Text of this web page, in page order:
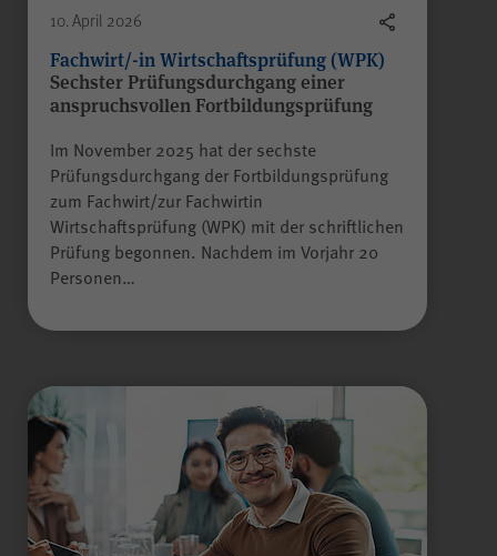
Alle Felder sind Pflichtfelder.
Absenden
10. April 2026
Fachwirt/-in Wirtschaftsprüfung (WPK)
Sechster Prüfungsdurchgang einer
anspruchsvollen Fortbildungsprüfung
Im November 2025 hat der sechste
Prüfungsdurchgang der Fortbildungsprüfung
zum Fachwirt/zur Fachwirtin
Wirtschaftsprüfung (WPK) mit der schriftlichen
Prüfung begonnen. Nachdem im Vorjahr 20
Personen…
Name piwik_ignore
Anbieter
Laufzeit 2 Jahre
Zweck
Falls Sie auf der Seite
anonymisierten Datenerhebung
muss dieser Cookie gesetzt
werden, um Sie als
wiederkehrenden Besucher
erkennen zu können, damit der
Widerspruch nicht bei jedem
Besuch erneut erfolgen muss.
Auch bis zu diesem Zeitpunkt